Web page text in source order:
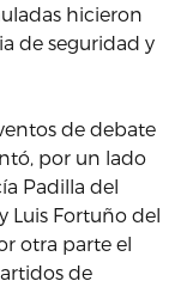
hicieron
de seguridad y
de debate
por un lado
Padilla del
Luis Fortuño del
otra parte el
de